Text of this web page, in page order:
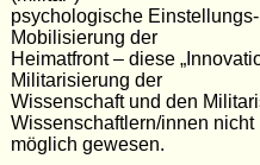
psychologische
Mobilisierung der
Heimatfront – diese
Militarisierung der
Wissenschaft und den
Wissenschaftlern/innen nicht
möglich gewesen.